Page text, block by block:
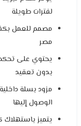
لفترات طويلة
مصمم للعمل
مصر
يحتوي على
بدون تعقيد
مزود بسلة
الوصول إليها
يتميز باستهلاك